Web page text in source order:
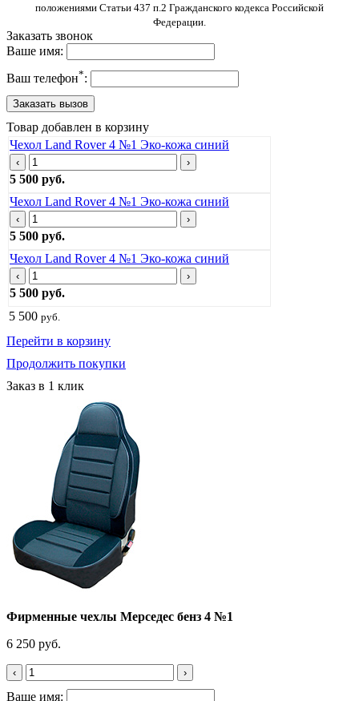
положениями Статьи 437 п.2 Гражданского кодекса Российской
Федерации.
Заказать звонок
Ваше имя:
Ваш телефон*:
Товар добавлен в корзину
Чехол Land Rover 4 №1 Эко-кожа синий
‹ ›
5 500 руб.
Чехол Land Rover 4 №1 Эко-кожа синий
‹ ›
5 500 руб.
Чехол Land Rover 4 №1 Эко-кожа синий
‹ ›
5 500 руб.
5 500 руб.
Перейти в корзину
Продолжить покупки
Заказ в 1 клик
Фирменные чехлы Мерседес бенз 4 №1
6 250 руб.
‹ ›
Ваше имя: